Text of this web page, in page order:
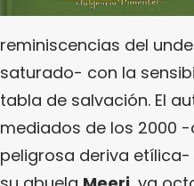
reminiscencias del
saturado- con la
tabla de salvación. El
mediados de los 2000
peligrosa deriva